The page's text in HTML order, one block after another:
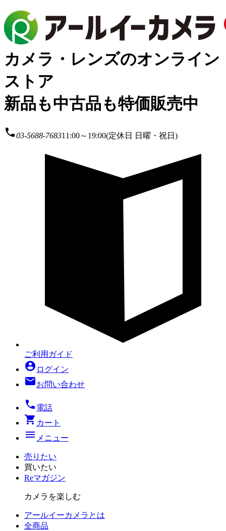
カメラ・レンズのオンライン
ストア
新品も中古品も特価販売中
local_phone03-5688-768311:00～19:00(定休日 日曜・祝日)
ご利用ガイド
account_circle ログイン
mailお問い合わせ
local_phone 電話
shopping_cart カート
menu メニュー
売りたい
買いたい
Reマガジン
カメラを楽しむ
アールイーカメラとは
全商品